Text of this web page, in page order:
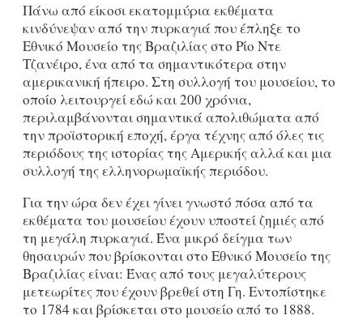
Πάνω από είκοσι εκατομμύρια εκθέματα
κινδύνεψαν από την πυρκαγιά που έπληξε το
Εθνικό Μουσείο της Βραζιλίας στο Ρίο Ντε
Τζανέιρο, ένα από τα σημαντικότερα στην
αμερικανική ήπειρο. Στη συλλογή του μουσείου, το
οποίο λειτουργεί εδώ και 200 χρόνια,
περιλαμβάνονται σημαντικά απολιθώματα από
την προϊστορική εποχή, έργα τέχνης από όλες τις
περιόδους της ιστορίας της Αμερικής αλλά και μια
συλλογή της ελληνορωμαϊκής περιόδου.
Για την ώρα δεν έχει γίνει γνωστό πόσα από τα
εκθέματα του μουσείου έχουν υποστεί ζημιές από
τη μεγάλη πυρκαγιά. Ένα μικρό δείγμα των
θησαυρών που βρίσκονται στο Εθνικό Μουσείο της
Βραζιλίας είναι: Ένας από τους μεγαλύτερους
μετεωρίτες που έχουν βρεθεί στη Γη. Εντοπίστηκε
το 1784 και βρίσκεται στο μουσείο από το 1888.